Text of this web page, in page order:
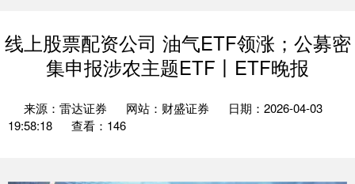
线上股票配资公司 油气ETF领涨；公募密
集申报涉农主题ETF丨ETF晚报
来源：雷达证券 网站：财盛证券
日期：2026-04-03
19:58:18
查看：146